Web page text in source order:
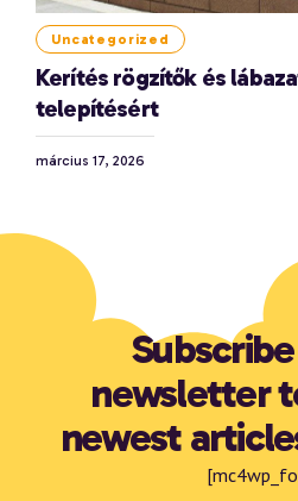
Uncategorized
Kerítés rögzítők és
telepítésért
március 17, 2026
newsletter
newest